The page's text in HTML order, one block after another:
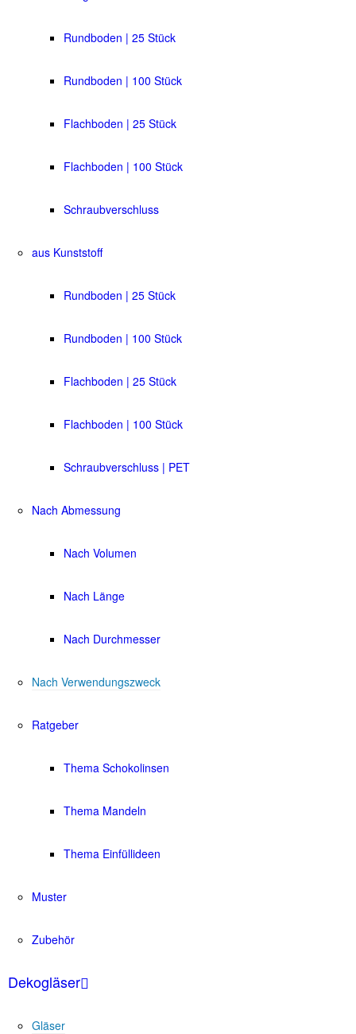
Rundboden | 25 Stück
Rundboden | 100 Stück
Flachboden | 25 Stück
Flachboden | 100 Stück
Schraubverschluss
aus Kunststoff
Rundboden | 25 Stück
Rundboden | 100 Stück
Flachboden | 25 Stück
Flachboden | 100 Stück
Schraubverschluss | PET
Nach Abmessung
Nach Volumen
Nach Länge
Nach Durchmesser
Nach Verwendungszweck
Ratgeber
Thema Schokolinsen
Thema Mandeln
Thema Einfüllideen
Muster
Zubehör
Dekogläser
Gläser